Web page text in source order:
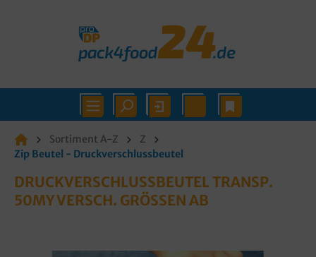
Sortiment A-Z
Z
Zip Beutel - Druckverschlussbeutel
DRUCKVERSCHLUSSBEUTEL TRANSP.
50MY VERSCH. GRÖSSEN AB